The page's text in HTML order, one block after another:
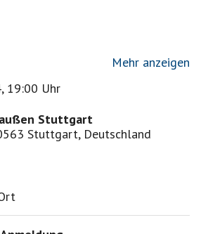
das große Fest der alternativen
von einem offenen Plenum,
kommen und mitmachen kann.
Stuttgart. Planung,
und Organisation obliegt
Mehr anzeigen
19:00 Uhr
Stuttgart
Stuttgart, Deutschland